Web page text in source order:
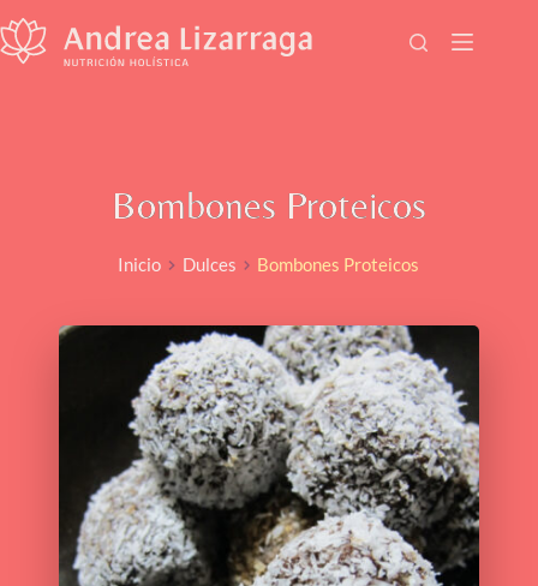
al
contenido
Bombones Proteicos
Inicio Dulces Bombones Proteicos